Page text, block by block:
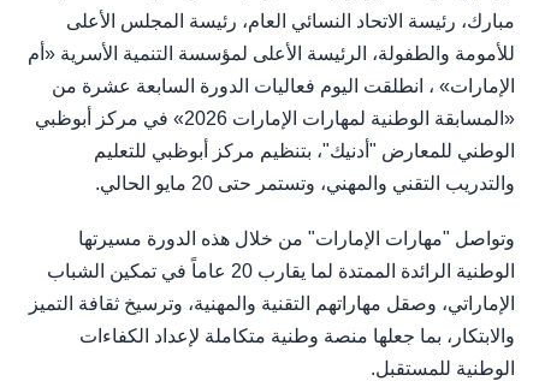
مبارك، رئيسة الاتحاد النسائي العام، رئيسة المجلس الأعلى
للأمومة والطفولة، الرئيسة الأعلى لمؤسسة التنمية الأسرية «أم
الإمارات» ، انطلقت اليوم فعاليات الدورة السابعة عشرة من
«المسابقة الوطنية لمهارات الإمارات 2026» في مركز أبوظبي
الوطني للمعارض "أدنيك"، بتنظيم مركز أبوظبي للتعليم
والتدريب التقني والمهني، وتستمر حتى 20 مايو الحالي.
وتواصل "مهارات الإمارات" من خلال هذه الدورة مسيرتها
الوطنية الرائدة الممتدة لما يقارب 20 عاماً في تمكين الشباب
الإماراتي، وصقل مهاراتهم التقنية والمهنية، وترسيخ ثقافة التميز
والابتكار، بما جعلها منصة وطنية متكاملة لإعداد الكفاءات
الوطنية للمستقبل.